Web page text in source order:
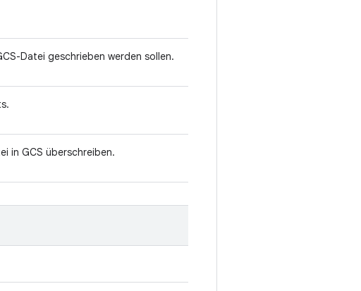
Datei geschrieben werden sollen.
in GCS überschreiben.